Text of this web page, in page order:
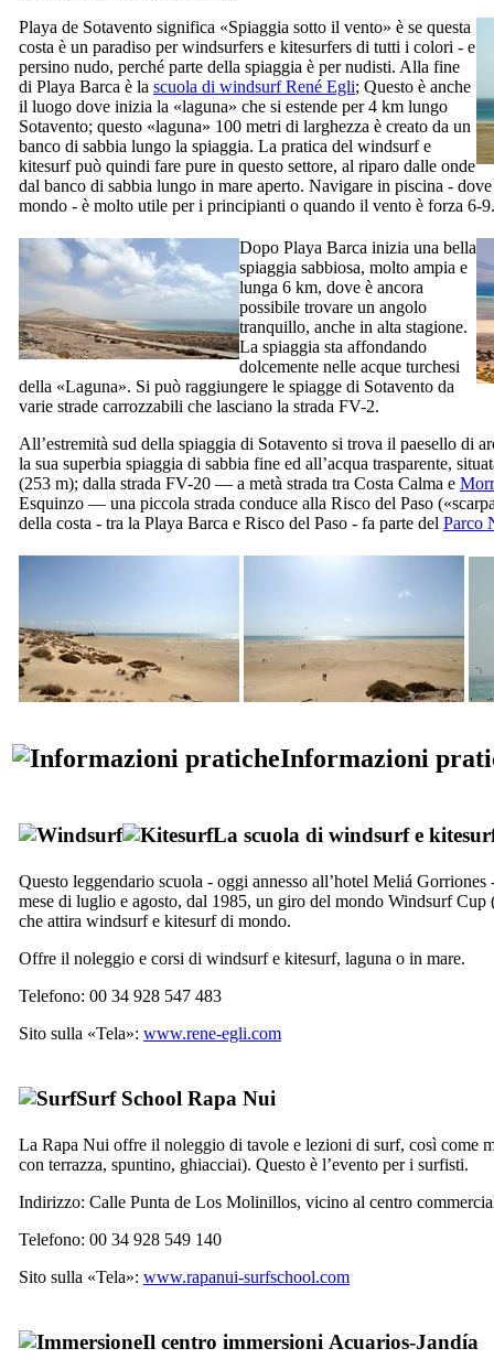
Playa de Sotavento significa «Spiaggia sotto il vento» è se questa
costa è un paradiso perwindsurfers e kitesurfers di tutti i colori - e
persino nudo, perché parte della spiaggia è per nudisti. Alla fine
di Playa Barca è la scuola di windsurfRené Egli; Questo è anche
il luogo dove inizia la «laguna» che si estende per 4 km lungo
Sotavento; questo «laguna» 100 metri di larghezza è creato da un
banco di sabbia lungo la spiaggia. La pratica del windsurf e
kitesurfpuò quindi fare pure in questo settore, al riparo dalle onde
dal banco di sabbia lungo in mare aperto. Navigare in piscina -
mondo - è molto utile per i principianti o quando il vento è forza 6-9.
Dopo Playa Barca inizia una bella
spiaggia sabbiosa, molto ampia e
lunga 6 km, dove è ancora
possibile trovare un angolo
tranquillo, anche in alta stagione.
La spiaggia sta affondando
dolcemente nelle acque turchesi
della «Laguna». Si può raggiungere le spiagge di Sotavento da
varie strade carrozzabili che lasciano la strada FV-2.
All’estremità sud della spiaggia di Sotavento si trova il paesello di
la sua superbia spiaggia di sabbia fine ed all’acqua trasparente,
(253 m); dalla strada FV-20 — a metà strada tra Costa Calma e
Esquinzo — una piccola strada conduce alla Risco del Paso
della costa - tra la Playa Barca e Risco del Paso - fa parte del Parco
Informazioni
La scuola di windsurf e
Questo leggendario scuola - oggi annesso all’hotel Meliá Gorriones
mese di luglio e agosto, dal 1985, un giro del mondo Windsurf Cup
che attira windsurf e kitesurf di mondo.
Offre il noleggio e corsi di windsurf e kitesurf, laguna o in mare.
Telefono: 00 34 928 547 483
Sito sulla «Tela»: www.rene-egli.com
Surf School Rapa Nui
La Rapa Nui offre il noleggio di tavole e lezioni di surf, così come
con terrazza, spuntino, ghiacciai). Questo è l’evento per i surfisti.
Indirizzo: Calle Punta de Los Molinillos, vicino al centro
Telefono: 00 34 928 549 140
Sito sulla «Tela»: www.rapanui-surfschool.com
Il centro immersioni Acuarios-Jandía